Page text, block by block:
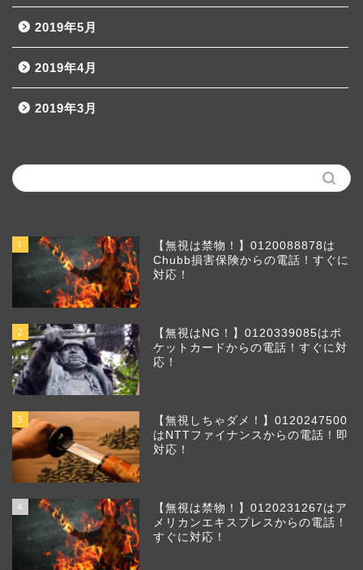
2019年5月
2019年4月
2019年3月
1
【無視は禁物！】0120088878は
Chubb損害保険からの電話！すぐに
対応！
2
【無視はNG！】0120339085はポ
ケットカードからの電話！すぐに対
応！
3
【無視しちゃダメ！】0120247500
はNTTファイナンスからの電話！即
対応！
4
【無視は禁物！】0120231267はア
メリカンエキスプレスからの電話！
すぐに対応！